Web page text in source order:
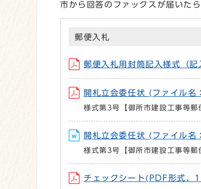
市から回答のファックスが届いた
郵便入札
郵便入札用封筒記入様式
開札立会委任状 (ファイル
様式第3号【御所市建設工事等郵
開札立会委任状 (ファイル
様式第3号【御所市建設工事等郵
チェックシート(PDF形式